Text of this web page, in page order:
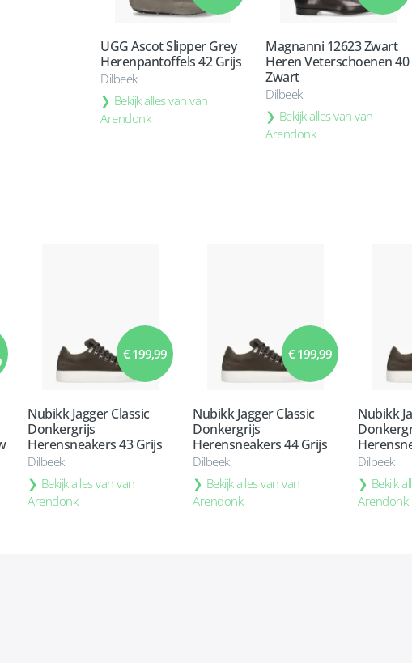
UGG Ascot Slipper Grey
Herenpantoffels 42 Grijs
Dilbeek
Bekijk alles van van
Arendonk
Magnanni 12623 Zwart
Heren Veterschoenen 40
Zwart
Dilbeek
Bekijk alles van van
Arendonk
€ 199,99
Nubikk Jagger Classic
Donkergrijs
Herensneakers 43 Grijs
Dilbeek
Bekijk alles van van
Arendonk
€ 199,99
Nubikk Jagger Classic
Donkergrijs
Herensneakers 44 Grijs
Dilbeek
Bekijk alles van van
Arendonk
Nubikk
Dilbeek
Bekijk
Arendonk